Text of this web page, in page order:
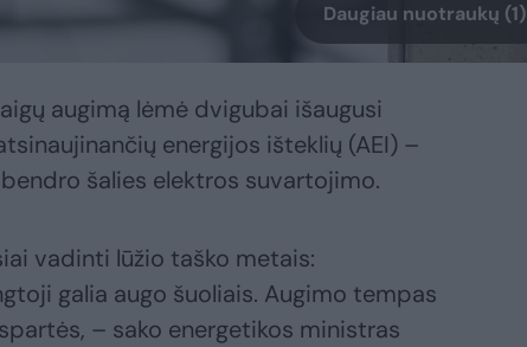
Daugiau nuotraukų (1)
augimą lėmė dvigubai išaugusi
energijos išteklių (AEI) –
šalies elektros suvartojimo.
vadinti lūžio taško metais:
galia augo šuoliais. Augimo tempas
– sako energetikos ministras